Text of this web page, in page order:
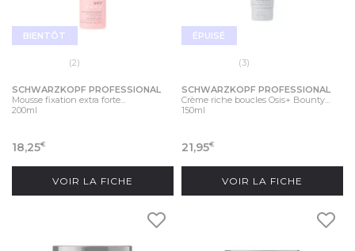
BIENTÔT
(2)
SCHWARZKOPF PROFESSIONAL
Mousse fixation extra forte...
200ml
18,25€
VOIR LA FICHE
ÉPUISÉ
(3)
SCHWARZKOPF PROFESSIONAL
Crème riche boucles Osis+ Bounty...
150ml
21,95€
VOIR LA FICHE